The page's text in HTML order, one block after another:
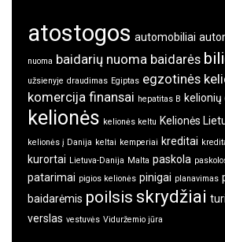
atostogos automobiliai
nuoma baidarių nuoma baidarės
užsienyje draudimas Egiptas egzotinės
komercija finansai hepatitas B
kelionės kelionės keltu Kelionės
kelionės į Danija keltai kemperiai kreditai
kurortai Lietuva-Danija Malta paskola
patarimai pigios kelionės pinigai planavimas
baidarėmis poilsis skrydžiai
verslas vestuvės Viduržemio jūra